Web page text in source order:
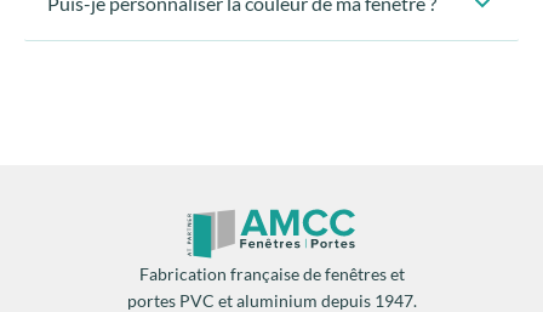
Un produit sain :
de particule
aucune toxicité.
Fabrication française de fenêtres et
portes PVC et aluminium depuis 1947.